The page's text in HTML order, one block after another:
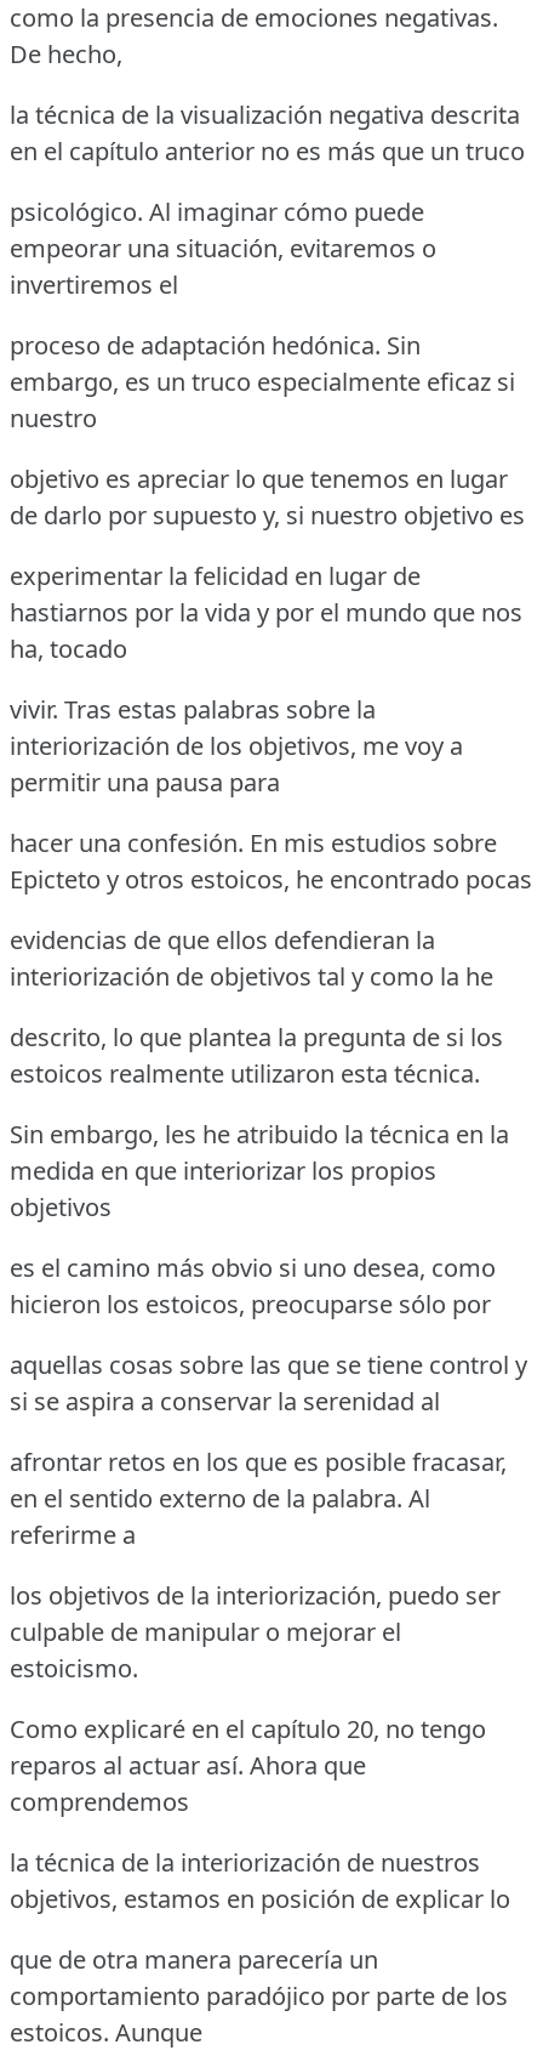
como la presencia de emociones negativas.
De hecho,
la técnica de la visualización negativa descrita
en el capítulo anterior no es más que un truco
psicológico. Al imaginar cómo puede
empeorar una situación, evitaremos o
invertiremos el
proceso de adaptación hedónica. Sin
embargo, es un truco especialmente eficaz si
nuestro
objetivo es apreciar lo que tenemos en lugar
de darlo por supuesto y, si nuestro objetivo es
experimentar la felicidad en lugar de
hastiarnos por la vida y por el mundo que nos
ha, tocado
vivir. Tras estas palabras sobre la
interiorización de los objetivos, me voy a
permitir una pausa para
hacer una confesión. En mis estudios sobre
Epicteto y otros estoicos, he encontrado pocas
evidencias de que ellos defendieran la
interiorización de objetivos tal y como la he
descrito, lo que plantea la pregunta de si los
estoicos realmente utilizaron esta técnica.
Sin embargo, les he atribuido la técnica en la
medida en que interiorizar los propios
objetivos
es el camino más obvio si uno desea, como
hicieron los estoicos, preocuparse sólo por
aquellas cosas sobre las que se tiene control y
si se aspira a conservar la serenidad al
afrontar retos en los que es posible fracasar,
en el sentido externo de la palabra. Al
referirme a
los objetivos de la interiorización, puedo ser
culpable de manipular o mejorar el
estoicismo.
Como explicaré en el capítulo 20, no tengo
reparos al actuar así. Ahora que
comprendemos
la técnica de la interiorización de nuestros
objetivos, estamos en posición de explicar lo
que de otra manera parecería un
comportamiento paradójico por parte de los
estoicos. Aunque